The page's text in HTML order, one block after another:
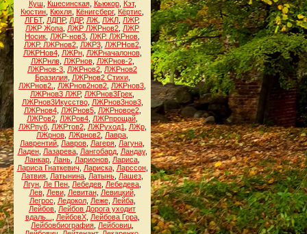
Куш
Кшесинская, Кьюкор, Кэт,
Кюстин Кюхля Кёнигсберг, Кёртис
ЛГБТ, ЛДПР, ЛДР, ЛЖ ЛЖЛ ЛЖР,
ЛЖР Жопа ЛЖР ЛЖРнов2 ЛЖР
Носик ЛЖР-нов3 ЛЖР. ЛЖРнов
ЛЖР. ЛЖРнов2, ЛЖР3, ЛЖРНов2,
ЛЖРНов4, ЛЖРн, ЛЖРначалонов,
ЛЖРнлв, ЛЖРнов, ЛЖРнов-2,
ЛЖРнов-3 ЛЖРнов2 ЛЖРнов2
Бразилия, ЛЖРнов2 Стихи,
ЛЖРнов2.
ЛЖРнов2нов2 ЛЖРнов3
ЛЖРнов3 ЛЖР, ЛЖРнов3Грек
ЛЖРнов3Икусство, ЛЖРнов3нов3,
ЛЖРнов4, ЛЖРнов5, ЛЖРновое2,
ЛЖРов2 ЛЖРов4 ЛЖРпрощай
ЛЖРпуб, ЛЖРтов2, ЛЖРуход1 ЛЖр,
ЛЖрнов ЛЖрнов2 Лавра
Лаврентий Лавров Лагеря Лагуна
Ладен, Лазарева, Лангобард, Ландау,
Ланкар Лань Ларионов Лариса
Лариса Гнаткевич
Лариска, Ларссон,
Латвия Латынина Латынь Лашез
Лгун Ле Пен Лебедев Лебедева
Лев, Леви, Левитан, Левицкий,
Легрос
Ледокол, Леже, Лейба,
Лейбов Лейбов Дорога уходит
вдаль...
ЛейбовХ, Лейбова Гора,
Лейбовбиография Лейбовиц